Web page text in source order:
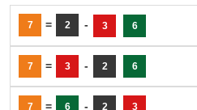
7 = 2 - 3 6
7 = 3 - 2 6
7 = 6 - 2 3